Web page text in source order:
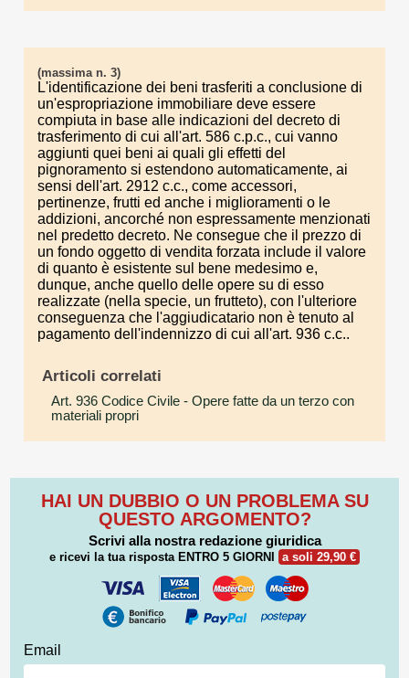
(massima n. 3)
L'identificazione dei beni trasferiti a conclusione di
un'espropriazione immobiliare deve essere
compiuta in base alle indicazioni del decreto di
trasferimento di cui all'art. 586 c.p.c., cui vanno
aggiunti quei beni ai quali gli effetti del
pignoramento si estendono automaticamente, ai
sensi dell'art. 2912 c.c., come accessori,
pertinenze, frutti ed anche i miglioramenti o le
addizioni, ancorché non espressamente menzionati
nel predetto decreto. Ne consegue che il prezzo di
un fondo oggetto di vendita forzata include il valore
di quanto è esistente sul bene medesimo e,
dunque, anche quello delle opere su di esso
realizzate (nella specie, un frutteto), con l'ulteriore
conseguenza che l'aggiudicatario non è tenuto al
pagamento dell'indennizzo di cui all'art. 936 c.c..
Articoli correlati
Art. 936 Codice Civile - Opere fatte da un terzo con
materiali propri
HAI UN DUBBIO O UN PROBLEMA SU
QUESTO ARGOMENTO?
Scrivi alla nostra redazione giuridica
e ricevi la tua risposta ENTRO 5 GIORNI a soli 29,90 €
Email